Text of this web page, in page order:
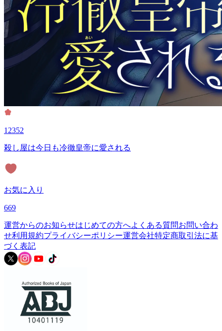
12352
殺し屋は今日も冷徹皇帝に愛される
お気に入り
669
運営からのお知らせはじめての方へよくある質問お問い合わ
せ利用規約プライバシーポリシー運営会社特定商取引法に基
づく表記